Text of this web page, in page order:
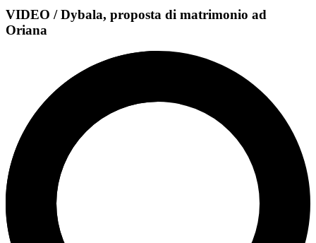
VIDEO / Dybala, proposta di matrimonio ad
Oriana